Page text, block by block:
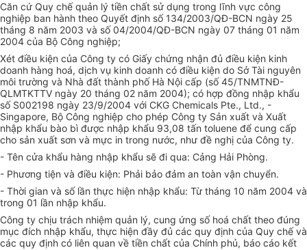
Căn cứ Quy chế quản lý tiền chất sử dụng trong lĩnh vực công
nghiệp ban hành theo Quyết định số 134/2003/QĐ-BCN ngày 25
tháng 8 năm 2003 và số 04/2004/QĐ-BCN ngày 07 tháng 01 năm
2004 của Bộ Công nghiệp;
Xét điều kiện của Công ty có Giấy chứng nhận đủ điều kiện kinh
doanh hàng hoá, dịch vụ kinh doanh có điều kiện do Sở Tài nguyên
môi trường và Nhà đất thành phố Hà Nội cấp (số 45/TNMTNĐ-
QLMTKTTV ngày 20 tháng 02 năm 2004); có hợp đồng nhập khẩu
số S002198 ngày 23/9/2004 với CKG Chemicals Pte., Ltd., -
Singapore, Bộ Công nghiệp cho phép Công ty Sản xuất và Xuất
nhập khẩu bào bì được nhập khẩu 93,08 tấn toluene để cung cấp
cho sản xuất sơn và mực in trong nước, như đề nghị của Công ty.
- Tên cửa khẩu hàng nhập khẩu sẽ đi qua: Cảng Hải Phòng.
- Phương tiện và điều kiện: Phải bảo đảm an toàn vận chuyển.
- Thời gian và số lần thực hiện nhập khẩu: Từ tháng 10 năm 2004 và
trong 01 lần nhập khẩu.
Công ty chịu trách nhiệm quản lý, cung ứng số hoá chất theo đúng
mục đích nhập khẩu, thực hiện đầy đủ các quy định của Quy chế và
các quy định có liên quan về tiền chất của Chính phủ, báo cáo kết